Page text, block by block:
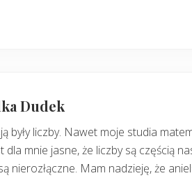
Dudek
były liczby. Nawet moje studia
mnie jasne, że liczby są częścią
nierozłączne. Mam nadzieję, że